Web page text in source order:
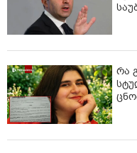
ამბობს მამუკა გვილავა
რა